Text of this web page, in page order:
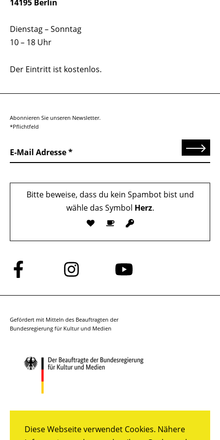
Diese Webseite verwendet Cookies. Nähere
14195 Berlin
Dienstag – Sonntag
10 – 18 Uhr
Der Eintritt ist kostenlos.
Abonnieren Sie unseren Newsletter.
*Pflichtfeld
E-Mail Adresse Senden
Bitte beweise, dass du kein Spambot bist und
wähle das Symbol Herz.
Folge
uns
auf
Folge
uns
auf
Folge
auf
Gefördert mit Mitteln des Beauftragten der
Bundesregierung für Kultur und Medien